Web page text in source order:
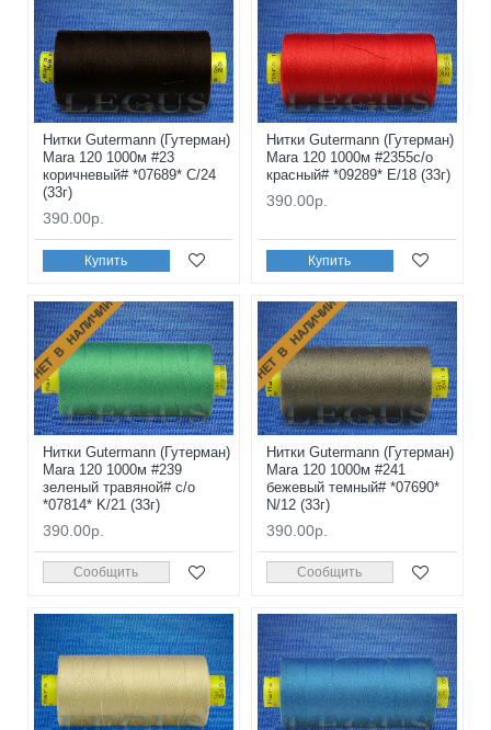
Нитки Gutermann (Гутерман)
Mara 120 1000м #23
коричневый# *07689* C/24
(33г)
390.00р.
Купить
Нитки Gutermann (Гутерман)
Mara 120 1000м #2355с/о
красный# *09289* E/18 (33г)
390.00р.
Купить
НЕТ В НАЛИЧИИ
Нитки Gutermann (Гутерман)
Mara 120 1000м #239
зеленый травяной# с/о
*07814* K/21 (33г)
390.00р.
Сообщить
НЕТ В НАЛИЧИИ
Нитки Gutermann (Гутерман)
Mara 120 1000м #241
бежевый темный# *07690*
N/12 (33г)
390.00р.
Сообщить